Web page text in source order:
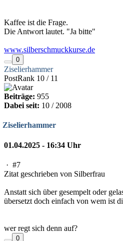
Kaffee ist die Frage.
Die Antwort lautet. "Ja bitte"
www.silberschmuckkurse.de
0
Ziselierhammer
PostRank 10 / 11
Beiträge: 955
Dabei seit: 10 / 2008
Ziselierhammer
01.04.2025 - 16:34 Uhr
· #7
Zitat geschrieben von Silberfrau
Anstatt sich über gesempelt oder
übersetzt doch einfach von wem ist
wer regt sich denn auf?
0